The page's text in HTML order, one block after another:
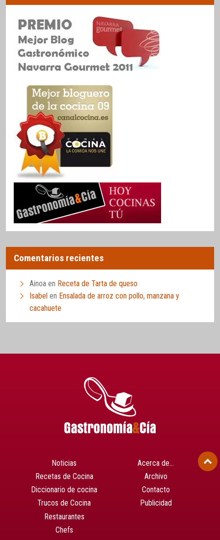
Comentarios recientes
Ainoa en Receta de Tarta de queso
Isabel en Ensalada de arroz con pollo, manzana y
cacahuete
Noticias
Recetas de Cocina
Diccionario de cocina
Trucos de Cocina
Restaurantes
Chefs
Acerca de…
Archivo
Contacto
Publicidad